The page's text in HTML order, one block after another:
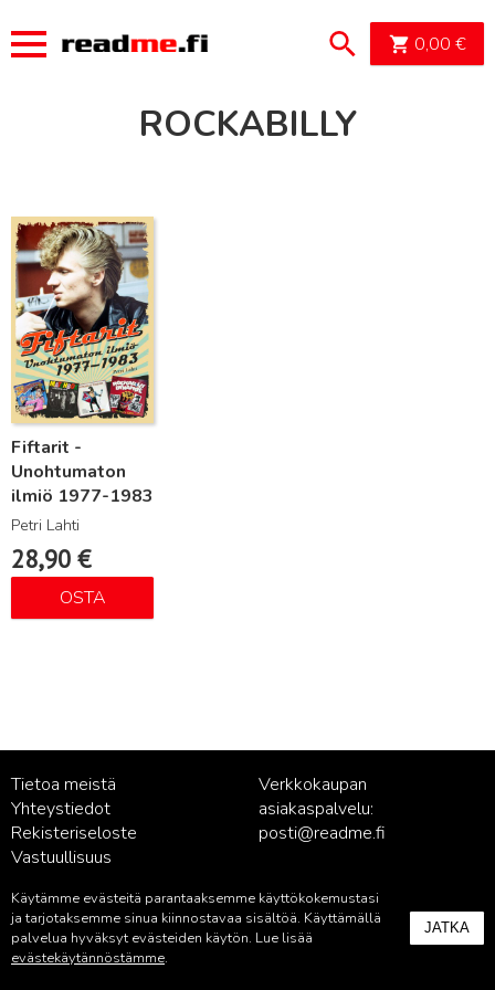
0,00 €
ROCKABILLY
Fiftarit -
Unohtumaton
ilmiö 1977-1983
Petri Lahti
28,90 €
OSTA
Lue lisää
Tietoa meistä
Yhteystiedot
Rekisteriseloste
Vastuullisuus
Verkkokaupan
asiakaspalvelu:
posti@readme.fi
Kustantamon asiakaspalvelu:
palvelu@readme.fi
Käytämme evästeitä parantaaksemme käyttökokemustasi
ja tarjotaksemme sinua kiinnostavaa sisältöä. Käyttämällä
palvelua hyväksyt evästeiden käytön. Lue lisää
evästekäytännöstämme.
JATKA